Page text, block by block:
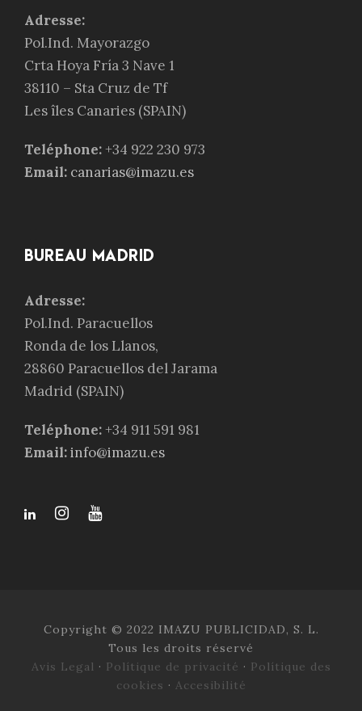
Adresse:
Pol.Ind. Mayorazgo
Crta Hoya Fría 3 Nave 1
38110 – Sta Cruz de Tf
Lesîles Canaries (SPAIN)
Teléphone:+34 922 230 973
Email: canarias@imazu.es
BUREAU MADRID
Adresse:
Pol.Ind. Paracuellos
Ronda de los Llanos,
28860 Paracuellos del Jarama
Madrid (SPAIN)
Teléphone:+34 911 591 981
Email:info@imazu.es
Copyright © 2022 IMAZU PUBLICIDAD, S. L.
Tous les droits réservé
Avis Legal · Polítique de privacité · Polítique des
cookies · Accesibilité